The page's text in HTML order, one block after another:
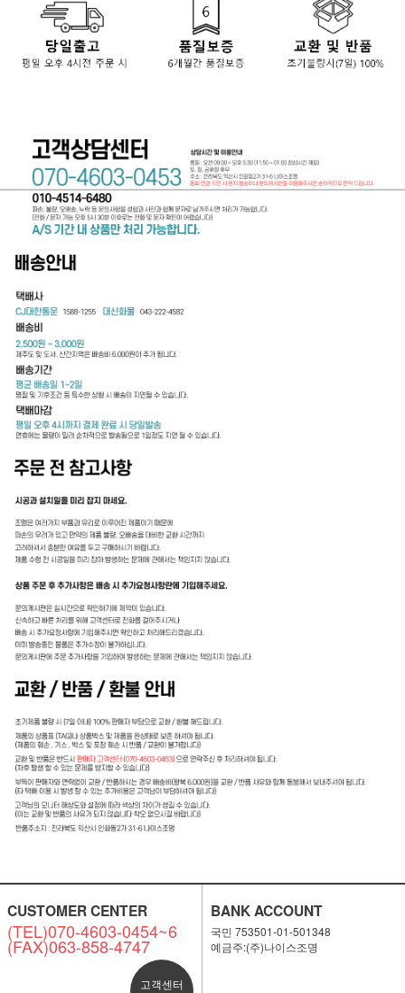
CUSTOMER CENTER
(TEL)070-4603-0454~6
(FAX)063-858-4747
고객센터
BANK ACCOUNT
국민 753501-01-501348
예금주:(주)나이스조명